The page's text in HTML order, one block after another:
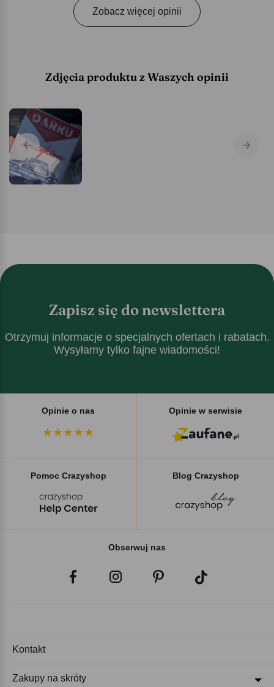
Zobacz więcej opinii
Zdjęcia produktu z Waszych opinii
Zapisz się do newslettera
Otrzymuj informacje o specjalnych ofertach i rabatach.
Wysyłamy tylko fajne wiadomości!
Opinie o nas Opinie w serwisie
Pomoc Crazyshop Blog Crazyshop
Obserwuj nas
Kontakt
Zakupy na skróty